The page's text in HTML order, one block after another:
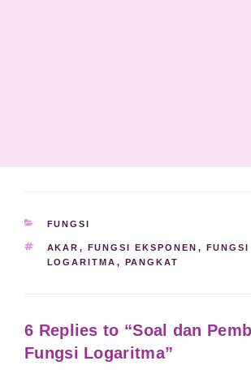
KATEGORI
FUNGSI
TAG
AKAR , FUNGSI EKSPONEN ,
LOGARITMA , PANGKAT
6 Replies to “Soal dan
Fungsi Logaritma”